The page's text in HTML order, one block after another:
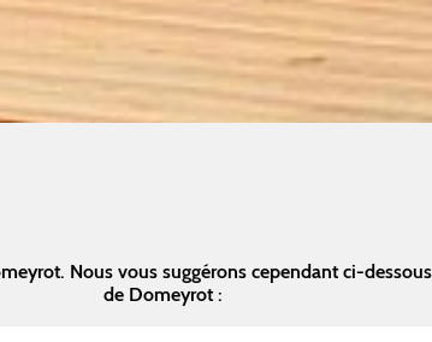
Nous vous suggérons cependant ci-
de Domeyrot :